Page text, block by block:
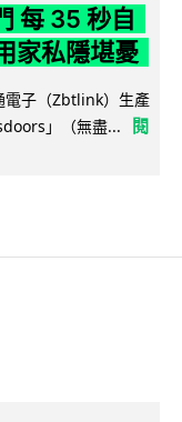
每 35 秒自
家私隱堪憂
電子（Zbtlink）生產
」（無盡...
閱